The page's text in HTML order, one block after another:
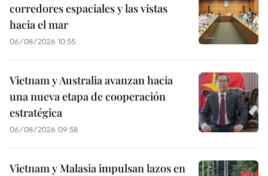
corredores espaciales y las vistas
hacia el mar
06/08/2026 10:55
Vietnam y Australia avanzan hacia
una nueva etapa de cooperación
estratégica
06/08/2026 09:58
Vietnam y Malasia impulsan lazos en